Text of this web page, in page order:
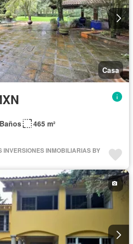
Casa
465 m²
INMOBILIARIAS BY